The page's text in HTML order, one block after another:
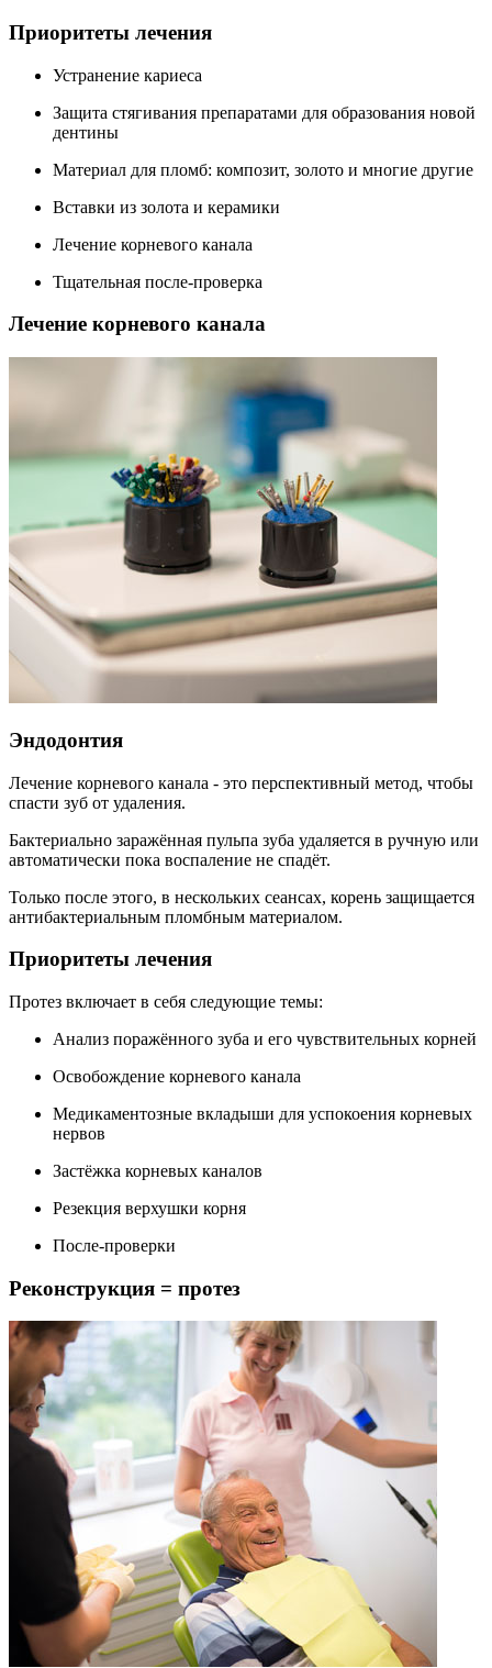
Приоритеты лечения
Устранение кариеса
Защита стягивания препаратами для образования новой
дентины
Материал для пломб: композит, золото и многие другие
Вставки из золота и керамики
Лечение корневого канала
Тщательная после-проверка
Лечение корневого канала
Эндодонтия
Лечение корневого канала - это перспективный метод, чтобы
спасти зуб от удаления.
Бактериально заражённая пульпа зуба удаляется в ручную или
автоматически пока воспаление не спадёт.
Только после этого, в нескольких сеансах, корень защищается
антибактериальным пломбным материалом.
Приоритеты лечения
Протез включает в себя следующие темы:
Анализ поражённого зуба и его чувствительных корней
Освобождение корневого канала
Медикаментозные вкладыши для успокоения корневых
нервов
Застёжка корневых каналов
Резекция верхушки корня
После-проверки
Реконструкция = протез